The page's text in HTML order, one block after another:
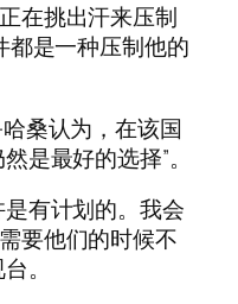
在挑出汗来压制
都是一种压制他的
桑认为，在该国
是最好的选择”。
有计划的。我会
要他们的时候不
。